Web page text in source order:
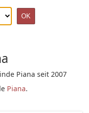
Piana seit 2007
Piana.